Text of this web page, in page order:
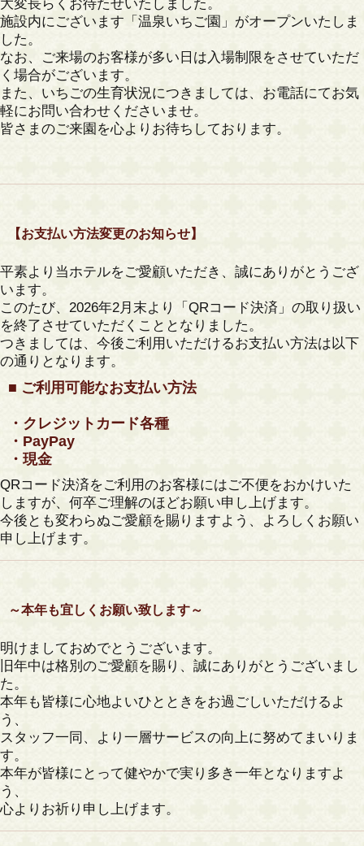
大変長らくお待たせいたしました。
施設内にございます「温泉いちご園」がオープンいたしま
した。
なお、ご来場のお客様が多い日は入場制限をさせていただ
く場合がございます。
また、いちごの生育状況につきましては、お電話にてお気
軽にお問い合わせくださいませ。
皆さまのご来園を心よりお待ちしております。
【お支払い方法変更のお知らせ】
平素より当ホテルをご愛顧いただき、誠にありがとうござ
います。
このたび、 2026年2月末より「QRコード決済」の取り扱い
を終了 させていただくこととなりました。
つきましては、今後ご利用いただけるお支払い方法は以下
の通りとなります。
■ ご利用可能なお支払い方法
・クレジットカード各種
・PayPay
・現金
QRコード決済をご利用のお客様にはご不便をおかけいた
しますが、何卒ご理解のほどお願い申し上げます。
今後とも変わらぬご愛顧を賜りますよう、よろしくお願い
申し上げます。
～本年も宜しくお願い致します～
明けましておめでとうございます。
旧年中は格別のご愛顧を賜り、誠にありがとうございまし
た。
本年も皆様に心地よいひとときをお過ごしいただけるよ
う、
スタッフ一同、より一層サービスの向上に努めてまいりま
す。
本年が皆様にとって健やかで実り多き一年となりますよ
う、
心よりお祈り申し上げます。